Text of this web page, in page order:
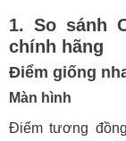
3. Giá
1. So sánh
chính hãng
Điểm giống
Màn hình
Điểm tương